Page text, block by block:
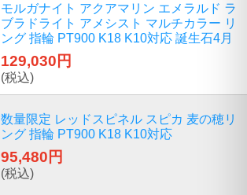
モルガナイト アクアマリン エメラルド ラ
ブラドライト アメシスト マルチカラー リ
ング 指輪 PT900 K18 K10対応 誕生石4月
129,030円
(税込)
数量限定 レッドスピネル スピカ 麦の穂リ
ング 指輪 PT900 K18 K10対応
95,480円
(税込)